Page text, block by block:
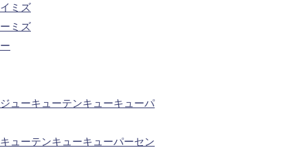
ミズ
ミズ
ューキューテンキューキューパ
ューテンキューキューパーセン